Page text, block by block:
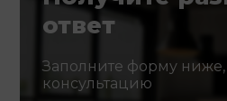
ответ
Заполните форму ниже,
консультацию